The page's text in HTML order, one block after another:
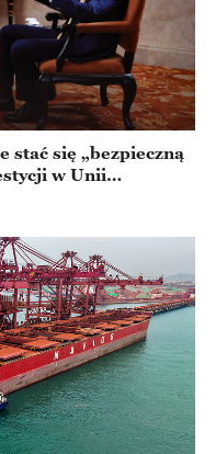
stać się „bezpieczną
w Unii